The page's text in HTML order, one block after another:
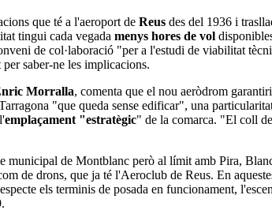
que té a l'aeroport de Reus des del 1936 i
tingui cada vegada menys hores de vol
de col·laboració "per a l'estudi de viabilitat
saber-ne les implicacions.
Morralla, comenta que el nou aeròdrom
"que queda sense edificar", una
emplaçament "estratègic" de la comarca. "El coll
municipal de Montblanc però al límit amb Pira,
de drons, que ja té l'Aeroclub de Reus. En
els terminis de posada en funcionament,